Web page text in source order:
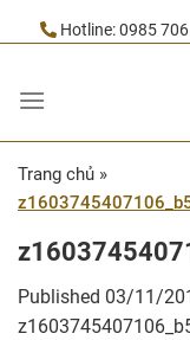
to
Hotline:0985
Trang chủ »
Published 03/11/